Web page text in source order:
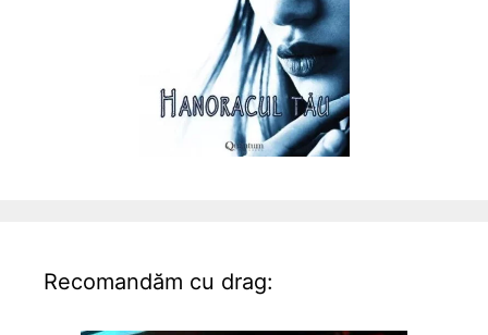
Recomandăm cu drag: